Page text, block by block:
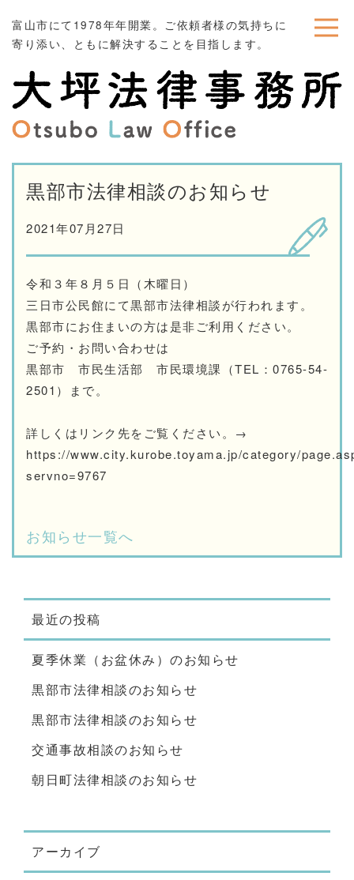
富山市にて1978年年開業。ご依頼者様の気持ちに
寄り添い、ともに解決することを目指します。
黒部市法律相談のお知らせ
2021年07月27日
令和３年８月５日（木曜日）
三日市公民館にて黒部市法律相談が行われます。
黒部市にお住まいの方は是非ご利用ください。
ご予約・お問い合わせは
黒部市 市民生活部 市民環境課（TEL：0765-54-
2501）まで。
詳しくはリンク先をご覧ください。→
https://www.city.kurobe.toyama.jp/category/
servno=9767
お知らせ一覧へ
最近の投稿
夏季休業（お盆休み）のお知らせ
黒部市法律相談のお知らせ
黒部市法律相談のお知らせ
交通事故相談のお知らせ
朝日町法律相談のお知らせ
アーカイブ